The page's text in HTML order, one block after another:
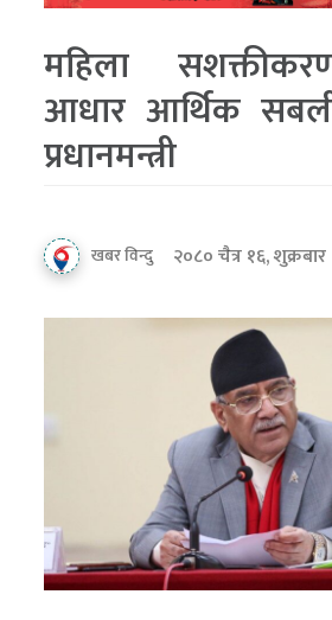
महिला
आधार आर्थिक
प्रधानमन्त्री
खबर विन्दु २०८० चैत्र १६, शुक्रबार